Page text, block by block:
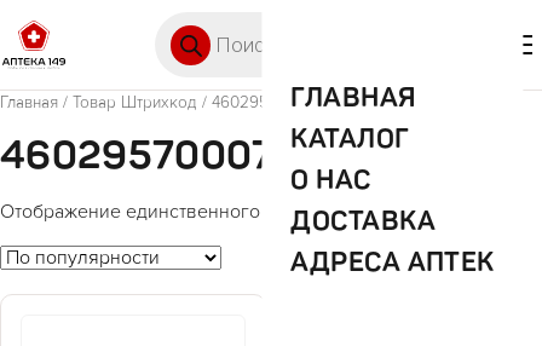
ГЛАВНАЯ
КАТАЛОГ
О НАС
ДОСТАВКА
АДРЕСА АПТЕК
Главная / Товар Штрихкод / 4602957000728
4602957000728
Отображение единственного товара